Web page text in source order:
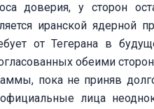
доверия, у сторон
иранской ядерной
от Тегерана в
обеими
пока не приняв
лица